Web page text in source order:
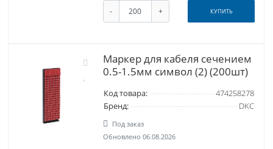
- + КУПИТЬ
Маркер для кабеля сечением
0.5-1.5мм символ (2) (200шт)
Код товара:
474258278
Бренд:
DKC
Под заказ
Обновлено 06.08.2026